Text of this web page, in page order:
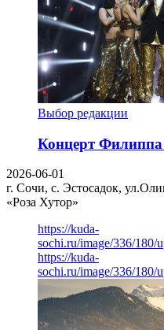
Выбор редакции
Концерт
2026-06-01
г. Сочи, с. Эстосадок,
«Роза Хутор»
https://kuda-
sochi.ru/image/336/180/
https://kuda-
sochi.ru/image/336/180/